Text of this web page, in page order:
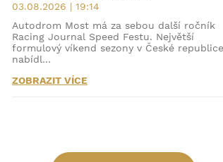
03.08.2026 | 19:14
Autodrom Most má za sebou další ročník
Racing Journal Speed Festu. Největší
formulový víkend sezony v České republice
nabídl…
ZOBRAZIT VÍCE